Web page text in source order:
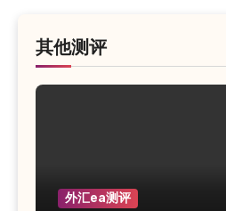
其他测评
外汇ea测评